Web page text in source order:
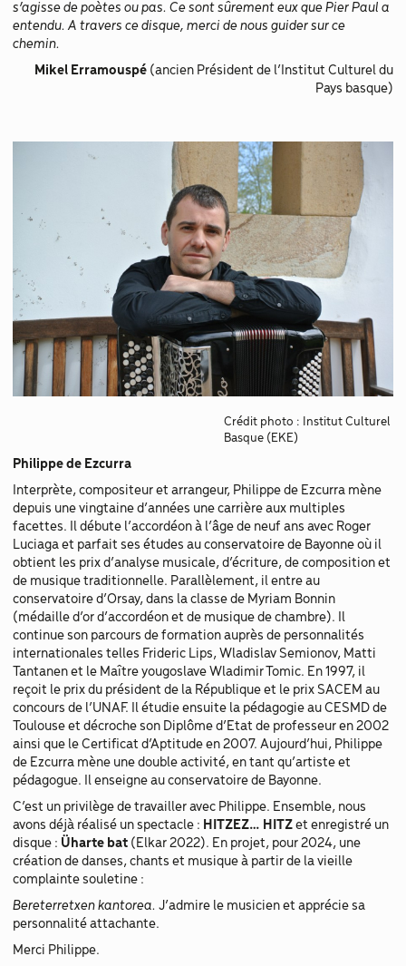
s’agisse de poètes ou pas. Ce sont sûrement eux que Pier Paul a
entendu. A travers ce disque, merci de nous guider sur ce
chemin.
Mikel Erramouspé (ancien Président de l’Institut Culturel du
Pays basque)
Crédit photo : Institut Culturel
Basque (EKE)
Philippe de Ezcurra
Interprète, compositeur et arrangeur, Philippe de Ezcurra mène
depuis une vingtaine d’années une carrière aux multiples
facettes. Il débute l’accordéon à l’âge de neuf ans avec Roger
Luciaga et parfait ses études au conservatoire de Bayonne où il
obtient les prix d’analyse musicale, d’écriture, de composition et
de musique traditionnelle. Parallèlement, il entre au
conservatoire d’Orsay, dans la classe de Myriam Bonnin
(médaille d’or d’accordéon et de musique de chambre). Il
continue son parcours de formation auprès de personnalités
internationales telles Frideric Lips, Wladislav Semionov, Matti
Tantanen et le Maître yougoslave Wladimir Tomic. En 1997, il
reçoit le prix du président de la République et le prix SACEM au
concours de l’UNAF. Il étudie ensuite la pédagogie au CESMD de
Toulouse et décroche son Diplôme d’Etat de professeur en 2002
ainsi que le Certificat d’Aptitude en 2007. Aujourd’hui, Philippe
de Ezcurra mène une double activité, en tant qu’artiste et
pédagogue. Il enseigne au conservatoire de Bayonne.
C’est un privilège de travailler avec Philippe. Ensemble, nous
avons déjà réalisé un spectacle : HITZEZ… HITZet enregistré un
disque : Üharte bat (Elkar 2022). En projet, pour 2024, une
création de danses, chants et musique à partir de la vieille
complainte souletine :
Bereterretxen kantorea. J’admire le musicien et apprécie sa
personnalité attachante.
Merci Philippe.